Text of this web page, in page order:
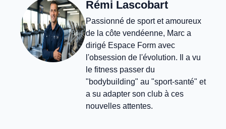
Rémi Lascobart
Passionné de sport et amoureux
de la côte vendéenne, Marc a
dirigé Espace Form avec
l'obsession de l'évolution. Il a vu
le fitness passer du
"bodybuilding" au "sport-santé" et
a su adapter son club à ces
nouvelles attentes.